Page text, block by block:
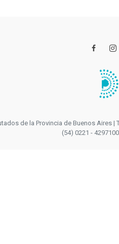

de la Provincia de Buenos Aires
(54) 0221 -